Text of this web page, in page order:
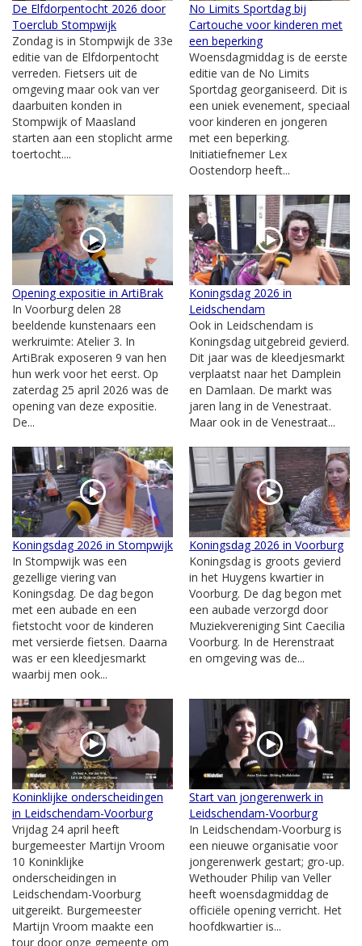
De Elfdorpentocht 2026 door
Toerclub Stompwijk
Zondag is in Stompwijk de 33e
editie van de Elfdorpentocht
verreden. Fietsers uit de
omgeving maar ook van ver
daarbuiten konden in
Stompwijk of Maasland
starten aan een stoplicht arme
toertocht....
No Limits Sportdag bij
Cartouche voor kinderen met
een beperking
Woensdagmiddag is de eerste
editie van de No Limits
Sportdag georganiseerd. Dit is
een uniek evenement, speciaal
voor kinderen en jongeren
met een beperking.
Initiatiefnemer Lex
Oostendorp heeft...
Opening expositie in ArtiBrak
In Voorburg delen 28
beeldende kunstenaars een
werkruimte: Atelier 3. In
ArtiBrak exposeren 9 van hen
hun werk voor het eerst. Op
zaterdag 25 april 2026 was de
opening van deze expositie.
De...
Koningsdag 2026 in
Leidschendam
Ook in Leidschendam is
Koningsdag uitgebreid gevierd.
Dit jaar was de kleedjesmarkt
verplaatst naar het Damplein
en Damlaan. De markt was
jaren lang in de Venestraat.
Maar ook in de Venestraat...
Koningsdag 2026 in Stompwijk
In Stompwijk was een
gezellige viering van
Koningsdag. De dag begon
met een aubade en een
fietstocht voor de kinderen
met versierde fietsen. Daarna
was er een kleedjesmarkt
waarbij men ook...
Koningsdag 2026 in Voorburg
Koningsdag is groots gevierd
in het Huygens kwartier in
Voorburg. De dag begon met
een aubade verzorgd door
Muziekvereniging Sint Caecilia
Voorburg. In de Herenstraat
en omgeving was de...
Koninklijke onderscheidingen
in Leidschendam-Voorburg
Vrijdag 24 april heeft
burgemeester Martijn Vroom
10 Koninklijke
onderscheidingen in
Leidschendam-Voorburg
uitgereikt. Burgemeester
Martijn Vroom maakte een
tour door onze gemeente om
Start van jongerenwerk in
Leidschendam-Voorburg
In Leidschendam-Voorburg is
een nieuwe organisatie voor
jongerenwerk gestart; gro-up.
Wethouder Philip van Veller
heeft woensdagmiddag de
officiële opening verricht. Het
hoofdkwartier is...